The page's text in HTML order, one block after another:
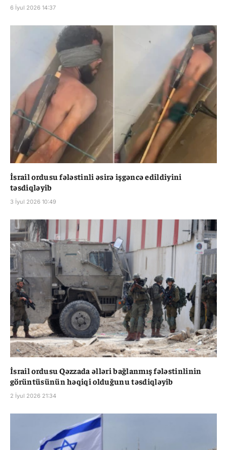
6 İyul 2026 14:37
İsrail ordusu fələstinli əsirə işgəncə edildiyini
təsdiqləyib
3 İyul 2026 10:49
İsrail ordusu Qəzzada əlləri bağlanmış fələstinlinin
görüntüsünün həqiqi olduğunu təsdiqləyib
2 İyul 2026 21:34